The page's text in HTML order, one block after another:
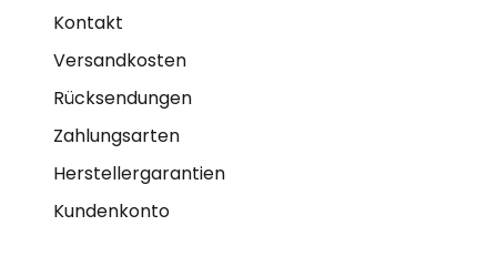
Kontakt
Versandkosten
Rücksendungen
Zahlungsarten
Herstellergarantien
Kundenkonto